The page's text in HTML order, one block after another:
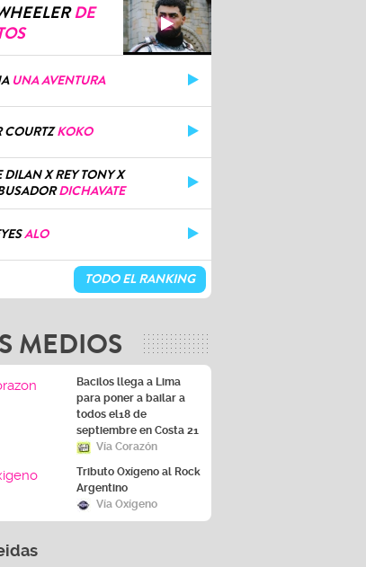
DE
UNA AVENTURA
COURTZKOKO
DILAN X REY TONY X
DICHAVATE
ALO
TODO EL RANKING
MEDIOS
Bacilos llega a Lima
para poner a bailar a
todos el18 de
septiembre en Costa 21
Vía Corazón
Tributo Oxígeno al Rock
Argentino
Vía Oxígeno